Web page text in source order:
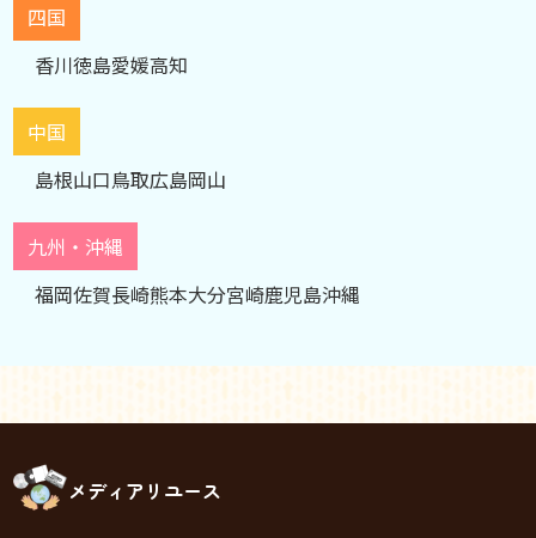
四国
香川徳島愛媛高知
中国
島根山口鳥取広島岡山
九州・沖縄
福岡佐賀長崎熊本大分宮崎鹿児島沖縄
メディアリユース